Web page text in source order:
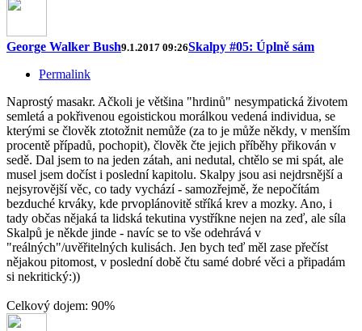
George Walker Bush9.1.2017 09:26Skalpy #05: Úplně sám
Permalink
Naprostý masakr. Ačkoli je většina "hrdinů" nesympatická životem
semletá a pokřivenou egoistickou morálkou vedená individua, se
kterými se člověk ztotožnit nemůže (za to je může někdy, v menším
procentě případů, pochopit), člověk čte jejich příběhy přikován v
sedě. Dal jsem to na jeden zátah, ani nedutal, chtělo se mi spát, ale
musel jsem dočíst i poslední kapitolu. Skalpy jsou asi nejdrsnější a
nejsyrovější věc, co tady vychází - samozřejmě, že nepočítám
bezduché krváky, kde prvoplánovitě stříká krev a mozky. Ano, i
tady občas nějaká ta lidská tekutina vystříkne nejen na zeď, ale síla
Skalpů je někde jinde - navíc se to vše odehrává v
"reálných"/uvěřitelných kulisách. Jen bych teď měl zase přečíst
nějakou pitomost, v poslední době čtu samé dobré věci a připadám
si nekritický:))
Celkový dojem: 90%